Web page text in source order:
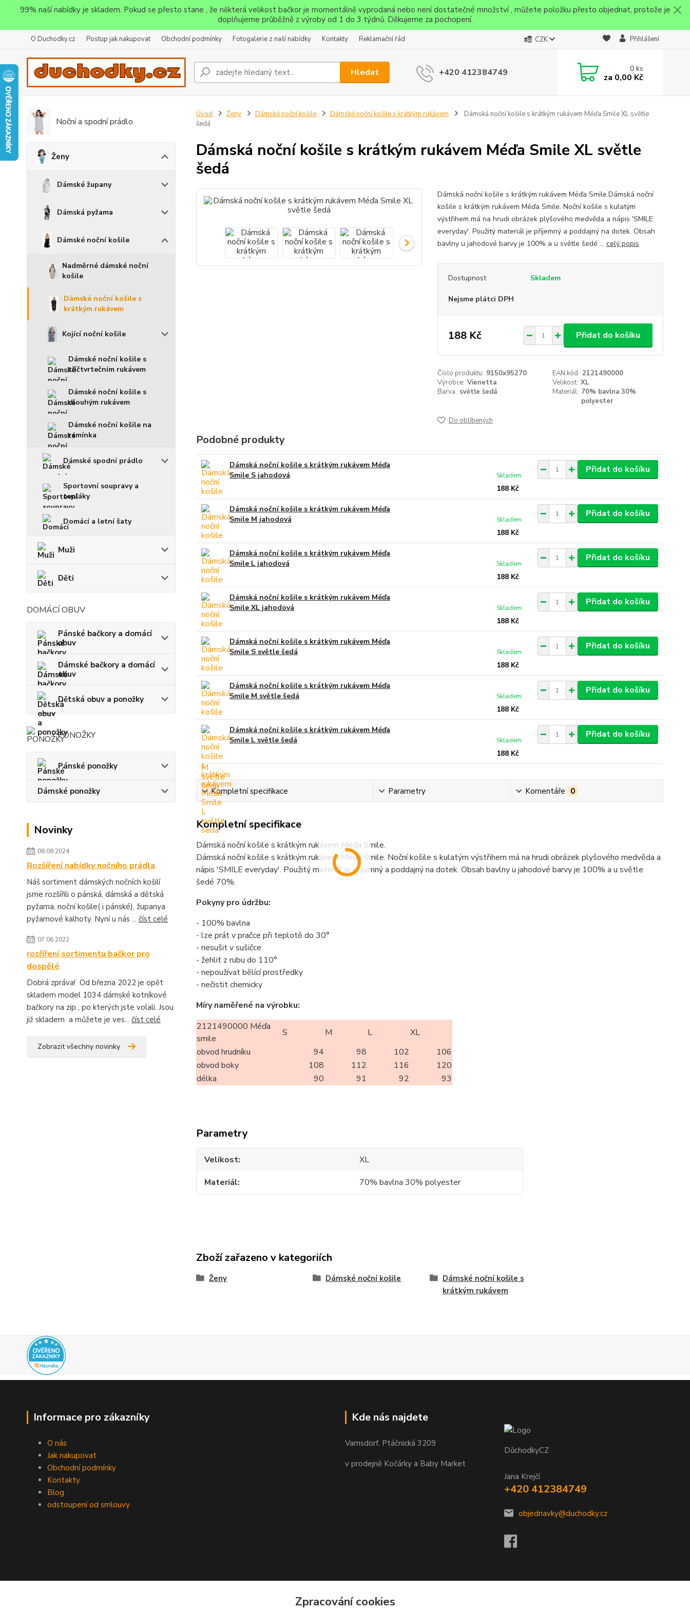
99% naší nabídky je skladem. Pokud se přesto stane , že některá velikost bačkor je momentálně vyprodaná nebo není dostatečné množství , můžete položku přesto objednat, protože je
doplňujeme průběžně z výroby od 1 do 3 týdnů. Děkujeme za pochopení.
O Duchodky.cz Postup jak nakupovat Obchodní podmínky Fotogalerie z naší nabídky Kontakty Reklamační řád CZK Přihlášení
Hledat +420 412384749 0ks
za 0,00 Kč
Noční a spodní prádlo
Ženy
Dámské župany
Dámská pyžama
Dámské noční košile
Nadměrné dámské noční
košile
Dámské noční košile s
krátkým rukávem
Kojící noční košile
Dámské noční košile s
tříčtvrtečním rukávem
Dámské noční košile s
dlouhým rukávem
Dámské noční košile na
ramínka
Dámské spodní prádlo
Sportovní soupravy a
tepláky
Domácí a letní šaty
Muži
Děti
DOMÁCÍ OBUV
Pánské bačkory a domácí
obuv
Dámské bačkory a domácí
obuv
Dětská obuv a ponožky
PONOŽKY
Pánské ponožky
Dámské ponožky
Novinky
08.08.2024
Rozšíření nabídky nočního prádla
Náš sortiment dámských nočních košilí
jsme rozšířili o pánská, dámská a dětská
pyžama, noční košile( i pánské), županya
pyžamové kalhoty. Nyní u nás ... číst celé
07.06.2022
rozříření sortimentu bačkor pro
dospělé
Dobrá zpráva! Od března 2022 je opět
skladem model 1034 dámské kotníkové
bačkory na zip , po kterých jste volali. Jsou
již skladem a můžete je ves... číst celé
Zobrazit všechny novinky
Úvod Ženy Dámské noční košile Dámské noční košile s krátkým rukávem
Dámská noční košile s krátkým rukávem Méďa Smile XL světle
šedá
Dámská noční košile s krátkým rukávem Méďa Smile XL světle
šedá
Dámská noční košile s krátkým rukávem Méďa Smile.Dámská noční
košile s krátkým rukávem Méďa Smile. Noční košile s kulatým
výstřihem má na hrudi obrázek plyšového medvěda a nápis 'SMILE
everyday'. Použitý materiál je příjemný a poddajný na dotek. Obsah
bavlny u jahodové barvy je 100% a u světle šedé ... celý popis
Dostupnost Skladem
Nejsme plátci DPH
188 Kč Přidat do košíku
Číslo produktu: 9150x95270 EAN kód: 2121490000
Výrobce: Vienetta Velikost: XL
Barva: světle šedá Materiál: 70% bavlna 30%
polyester
Do oblíbených
Podobné produkty
Dámská noční košile s krátkým rukávem Méďa
Smile S jahodová
188 Kč
Skladem
Přidat do košíku
Dámská noční košile s krátkým rukávem Méďa
Smile M jahodová
188 Kč
Skladem
Přidat do košíku
Dámská noční košile s krátkým rukávem Méďa
Smile L jahodová
188 Kč
Skladem
Přidat do košíku
Dámská noční košile s krátkým rukávem Méďa
Smile XL jahodová
188 Kč
Skladem
Přidat do košíku
Dámská noční košile s krátkým rukávem Méďa
Smile S světle šedá
188 Kč
Skladem
Přidat do košíku
Dámská noční košile s krátkým rukávem Méďa
Smile M světle šedá
188 Kč
Skladem
Přidat do košíku
Dámská noční košile s krátkým rukávem Méďa
Smile L světle šedá
188 Kč
Skladem
Přidat do košíku
Kompletní specifikace Parametry Komentáře 0
Kompletní specifikace
Dámská noční košile s krátkým rukávem Méďa Smile.
Dámská noční košile s krátkým rukávem Méďa Smile. Noční košile s kulatým výstřihem má na hrudi obrázek plyšového medvěda a
nápis 'SMILE everyday'. Použitý materiál je příjemný a poddajný na dotek. Obsah bavlny u jahodové barvy je 100% a u světle
šedé 70%.
Pokyny pro údržbu:
- 100% bavlna
- lze prát v pračce při teplotě do 30°
- nesušit v sušičce
- žehlit z rubu do 110°
- nepoužívat bělící prostředky
- nečistit chemicky
Míry naměřené na výrobku:
2121490000 Méďa
smile
S M L
XL
obvod hrudníku
94 98 102
106
obvod boky
108 112 116
120
délka
90 91 92 93
Parametry
Velikost
XL
Materiál
70% bavlna 30% polyester
Zboží zařazeno v kategoriích
Ženy Dámské noční košile
Dámské noční košile s
krátkým rukávem
Informace pro zákazníky
O nás
Jak nakupovat
Obchodní podmínky
Kontakty
Blog
odstoupení od smlouvy
Kde nás najdete
Varnsdorf, Ptáčnická 3209
v prodejně Kočárky a Baby Market
DůchodkyCZ
Jana Krejčí
+420 412384749
objednavky@duchodky.cz
Zpracování cookies